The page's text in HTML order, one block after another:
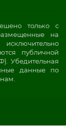
только с
на
публичной
Убедительная
данные по